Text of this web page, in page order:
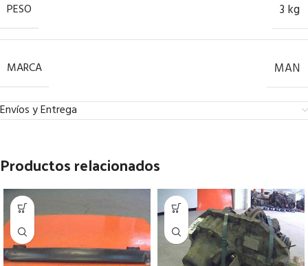
PESO
3 kg
MARCA MAN
Envíos y Entrega
Productos relacionados